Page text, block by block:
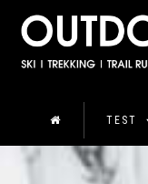
TEST